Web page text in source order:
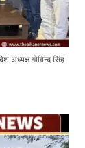
अध्यक्ष गोविन्द सिंह